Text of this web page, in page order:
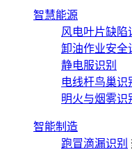
智慧能源
风电叶片缺陷
卸油作业安全
静电服识别
电线杆鸟巢识
明火与烟雾识
智能制造
跑冒滴漏识别